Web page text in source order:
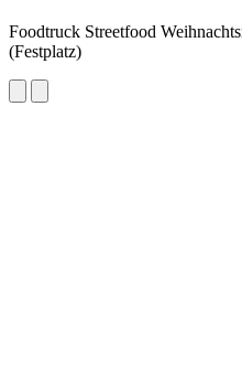
Foodtruck Streetfood
(Festplatz)